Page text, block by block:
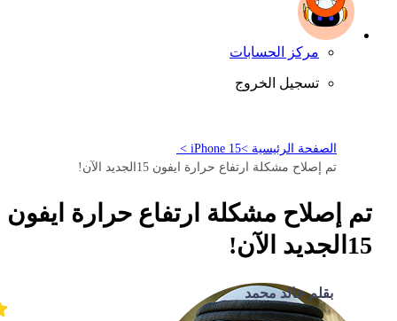
مركز الحسابات
تسجيل الخروج
الصفحة الرئيسية >iPhone 15 >
تم إصلاح مشكلة ارتفاع حرارة ايفون 15الجديد الآن!
تم إصلاح مشكلة ارتفاع حرارة ايفون
15الجديد الآن!
بقلم خالد محمد